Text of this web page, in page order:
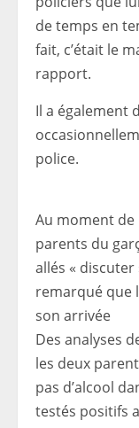
de temps en
fait, c’était le
rapport.
Il a également
police.
Au moment de
parents du
allés « discuter
remarqué que
son arrivée
Des analyses
les deux
pas d’alcool
testés positifs